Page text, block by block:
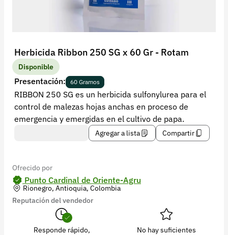
Herbicida Ribbon 250 SG x 60 Gr - Rotam
Disponible
Presentación: 60 Gramos
RIBBON 250 SG es un herbicida sulfonylurea para el
control de malezas hojas anchas en proceso de
emergencia y emergidas en el cultivo de papa.
Agregar a lista Compartir
Ofrecido por
Punto Cardinal de Oriente-Agru
Rionegro, Antioquia, Colombia
Reputación del vendedor
Responde rápido,
No hay suficientes
Recuperar contraseña
Contacto
Soporte
+57 323 2931928
Versión 5.45.0
Síguenos